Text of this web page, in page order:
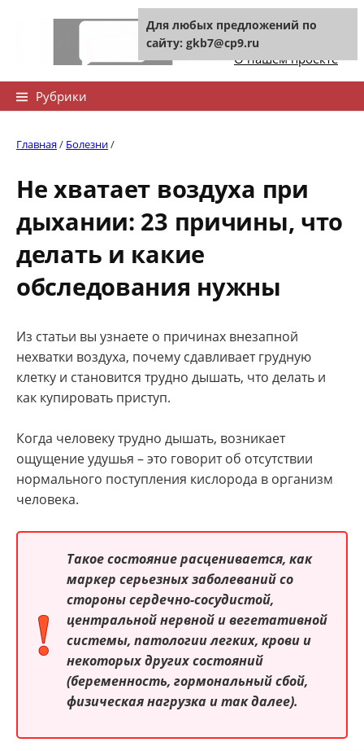
Контакты сайта
О нашем проекте
Рубрики
Главная/ Болезни/
Не хватает воздуха при
дыхании: 23 причины, что
делать и какие
обследования нужны
Из статьи вы узнаете о причинах внезапной
нехватки воздуха, почему сдавливает грудную
клетку и становится трудно дышать, что делать и
как купировать приступ.
Когда человеку трудно дышать, возникает
ощущение удушья – это говорит об отсутствии
нормального поступления кислорода в организм
человека.
Такое состояние расценивается, как
маркер серьезных заболеваний со
стороны сердечно-сосудистой,
центральной нервной и вегетативной
системы, патологии легких, крови и
некоторых других состояний
(беременность, гормональный сбой,
физическая нагрузка и так далее).
Для любых предложений по
сайту: gkb7@cp9.ru